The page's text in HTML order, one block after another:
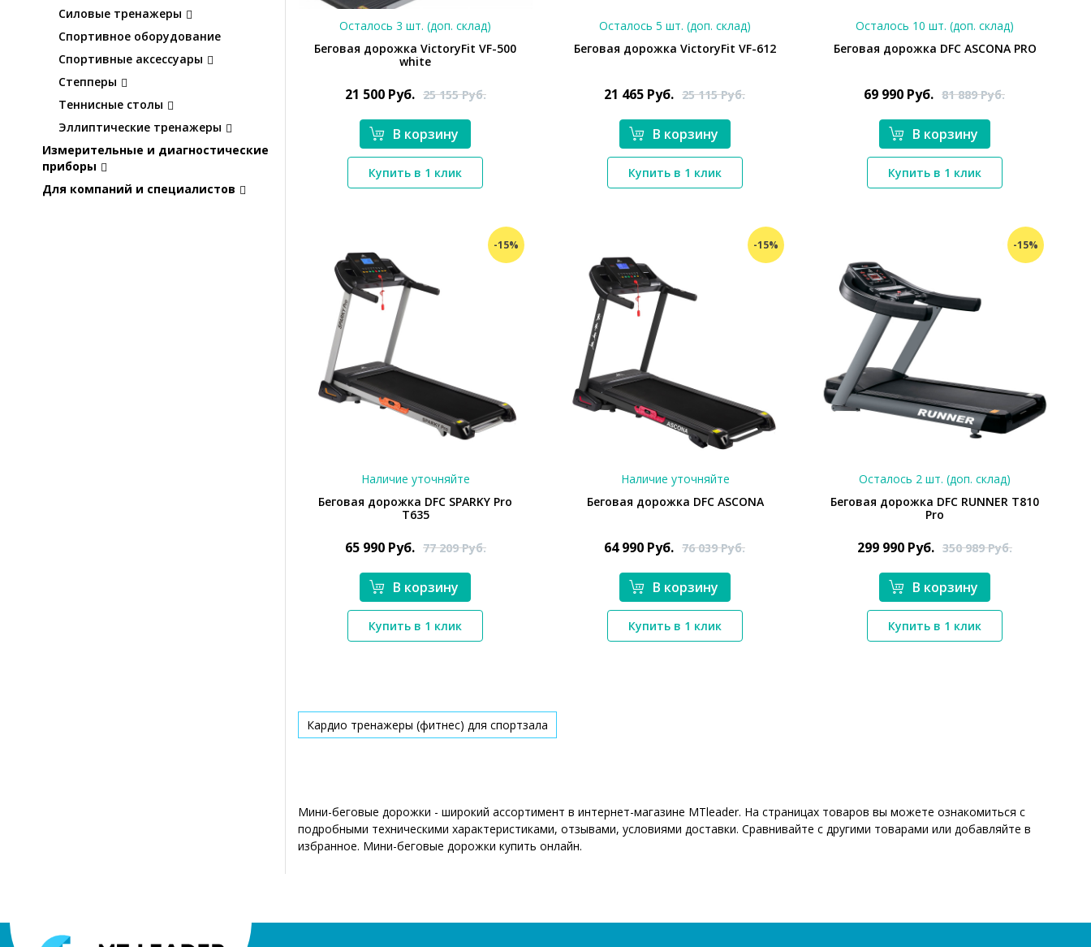
Силовые тренажеры
Спортивное оборудование
Спортивные аксессуары
Степперы
Теннисные столы
Эллиптические тренажеры
Измерительные и диагностические
приборы
Для компаний и специалистов
*}
Осталось 3 шт. (доп. склад)
Беговая дорожка VictoryFit VF-500
white
21 500 Руб. 25 155Руб.
В корзину
Купить в 1 клик
*}
Осталось 5 шт. (доп. склад)
Беговая дорожка VictoryFit VF-612
21 465 Руб. 25 115Руб.
В корзину
Купить в 1 клик
*}
Осталось 10 шт. (доп. склад)
Беговая дорожка DFC ASCONA PRO
69 990 Руб. 81 889Руб.
В корзину
Купить в 1 клик
-15%
*}
Наличие уточняйте
Беговая дорожка DFC SPARKY Pro
T635
65 990 Руб. 77 209Руб.
В корзину
Купить в 1 клик
-15%
*}
Наличие уточняйте
Беговая дорожка DFC ASCONA
64 990 Руб. 76 039Руб.
В корзину
Купить в 1 клик
-15%
*}
Осталось 2 шт. (доп. склад)
Беговая дорожка DFC RUNNER T810
Pro
299 990 Руб. 350 989Руб.
В корзину
Купить в 1 клик
Кардио тренажеры (фитнес) для спортзала
Мини-беговые дорожки - широкий ассортимент в интернет-магазине MTleader. На страницах товаров вы можете ознакомиться с
подробными техническими характеристиками, отзывами, условиями доставки. Сравнивайте с другими товарами или добавляйте в
избранное. Мини-беговые дорожки купить онлайн.